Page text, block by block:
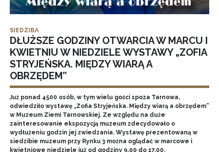
SIEDZIBA
DŁUŻSZE GODZINY OTWARCIA W MARCU I
KWIETNIU W NIEDZIELE WYSTAWY „ZOFIA
STRYJEŃSKA. MIĘDZY WIARĄ A
OBRZĘDEM”
Już ponad 4500 osób, w tym wielu gości spoza Tarnowa,
odwiedziło wystawę „Zofia Stryjeńska. Między wiarą a obrzędem”
w Muzeum Ziemi Tarnowskiej. Ze względu na duże
zainteresowanie ekspozycją muzeum zdecydowało o
wydłużeniu godzin jej zwiedzania. Wystawę prezentowaną w
siedzibie muzeum przy Rynku 3 można oglądać w marcowe i
kwietniowe niedziele już od godziny 9.00 do 17.00.